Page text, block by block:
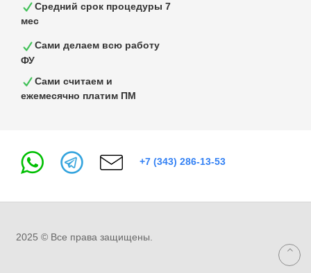
Средний срок процедуры 7
мес
Сами делаем всю работу
ФУ
Сами считаем и
ежемесячно платим ПМ
+7 (343) 286-13-53
2025 © Все права защищены.